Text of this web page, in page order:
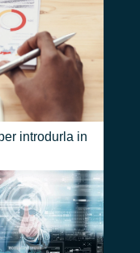
introdurla in